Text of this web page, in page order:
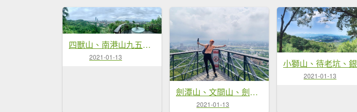
四獸山、南港山九五峰縱走
2021-01-13
劍潭山、文間山、劍南山縱走
2021-01-13
2021-01-13